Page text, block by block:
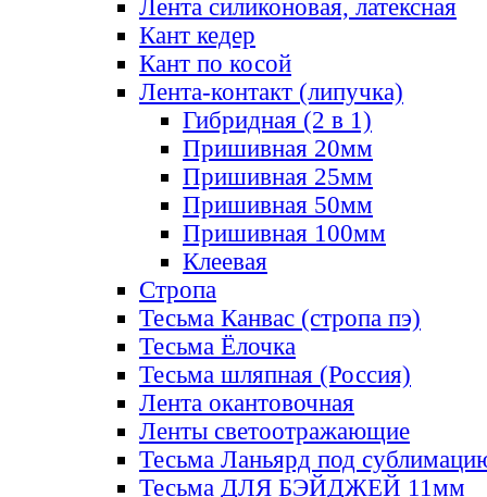
Лента силиконовая, латексная
Кант кедер
Кант по косой
Лента-контакт (липучка)
Гибридная (2 в 1)
Пришивная 20мм
Пришивная 25мм
Пришивная 50мм
Пришивная 100мм
Клеевая
Стропа
Тесьма Канвас (стропа пэ)
Тесьма Ёлочка
Тесьма шляпная (Россия)
Лента окантовочная
Ленты светоотражающие
Тесьма Ланьярд под
Тесьма ДЛЯ БЭЙДЖЕЙ 11мм